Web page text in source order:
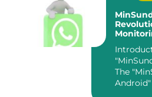
The
Android"